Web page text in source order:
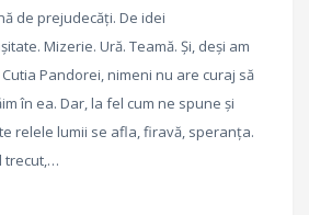
de prejudecăți. De idei
Mizerie. Ură. Teamă. Și, deși am
Pandorei, nimeni nu are curaj să
în ea. Dar, la fel cum ne spune și
relele lumii se afla, firavă, speranța.
trecut,…